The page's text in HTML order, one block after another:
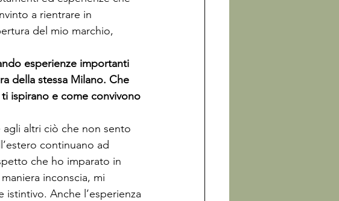
a rientrare in
del mio marchio,
esperienze importanti
della stessa Milano. Che
ispirano e come convivono
altri ciò che non sento
continuano ad
che ho imparato in
inconscia, mi
Anche l’esperienza